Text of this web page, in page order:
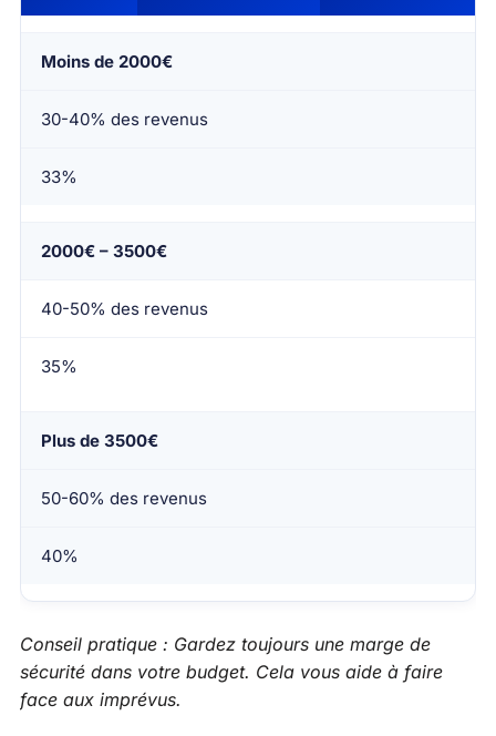
Moins de 2000€
30-40% des revenus
33%
2000€ – 3500€
40-50% des revenus
35%
Plus de 3500€
50-60% des revenus
40%
Conseil pratique : Gardez toujours une marge de
sécurité dans votre budget. Cela vous aide à faire
face aux imprévus.